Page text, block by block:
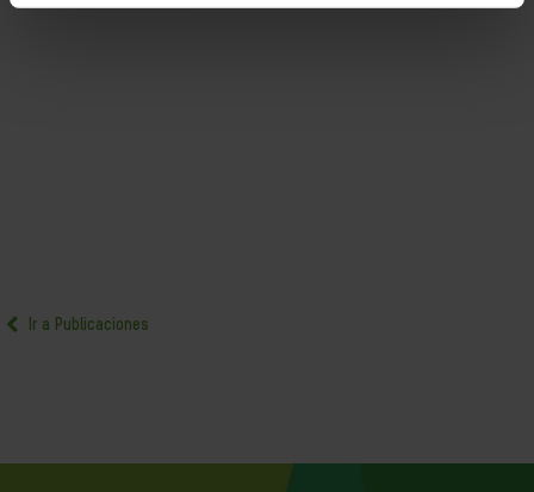
Ir a Publicaciones